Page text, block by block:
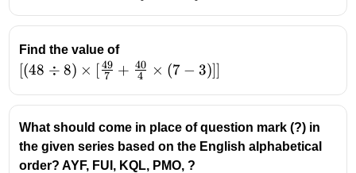
Find the value of
[(48 \div
{7}+\frac{40}
{4}\times(7-3)]]
[(48 ÷ 8) × [ 7
49 + 4
40 × (7 − 3)]]
What should come in place of question mark (?) in
the given series based on the English alphabetical
order? AYF, FUI, KQL, PMO, ?